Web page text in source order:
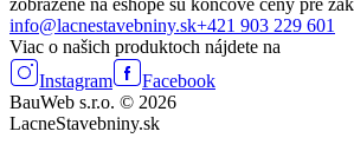
info@lacnestavebniny.sk+421 903 229 601
Viac o našich produktoch nájdete na
Instagram
Facebook
BauWeb s.r.o. © 2026
LacneStavebniny.sk